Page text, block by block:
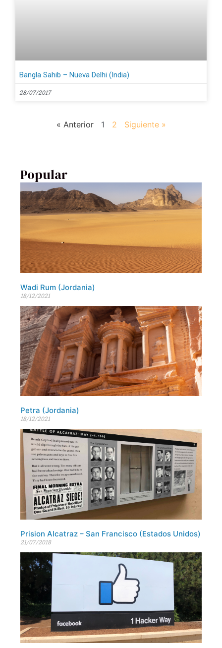
Bangla Sahib – Nueva Delhi (India)
28/07/2017
« Anterior 1 2 Siguiente »
Popular
Wadi Rum (Jordania)
18/12/2021
Petra (Jordania)
18/12/2021
Prision Alcatraz – San Francisco (Estados Unidos)
21/07/2018